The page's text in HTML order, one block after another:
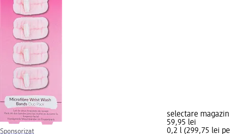
Sponsorizat
selectare
59,95 lei
0,2 l (299,75 lei